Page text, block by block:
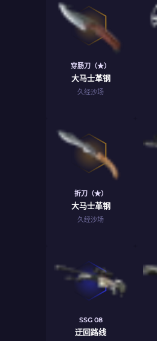
穿肠刀（★）
大马士革钢
久经沙场
折刀（★）
大马士革钢
久经沙场
SSG 08
迂回路线